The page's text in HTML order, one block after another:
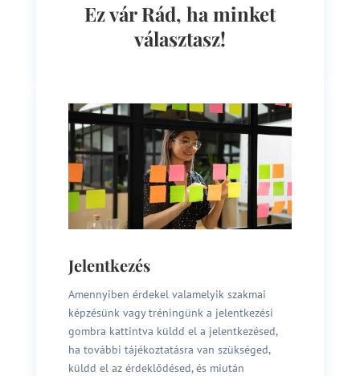
Ez vár Rád, ha minket
választasz!
Jelentkezés
Amennyiben érdekel valamelyik szakmai
képzésünk vagy tréningünk a jelentkezési
gombra kattintva küldd el a jelentkezésed,
ha további tájékoztatásra van szükséged,
küldd el az érdeklődésed, és miután